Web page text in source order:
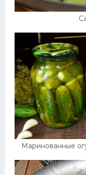
Маринованные